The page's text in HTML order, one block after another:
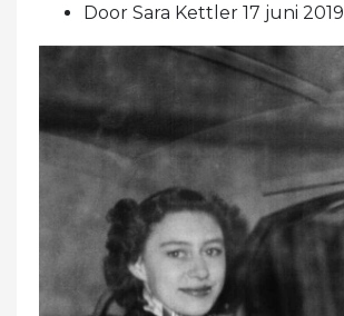
Door Sara Kettler 17 juni 2019